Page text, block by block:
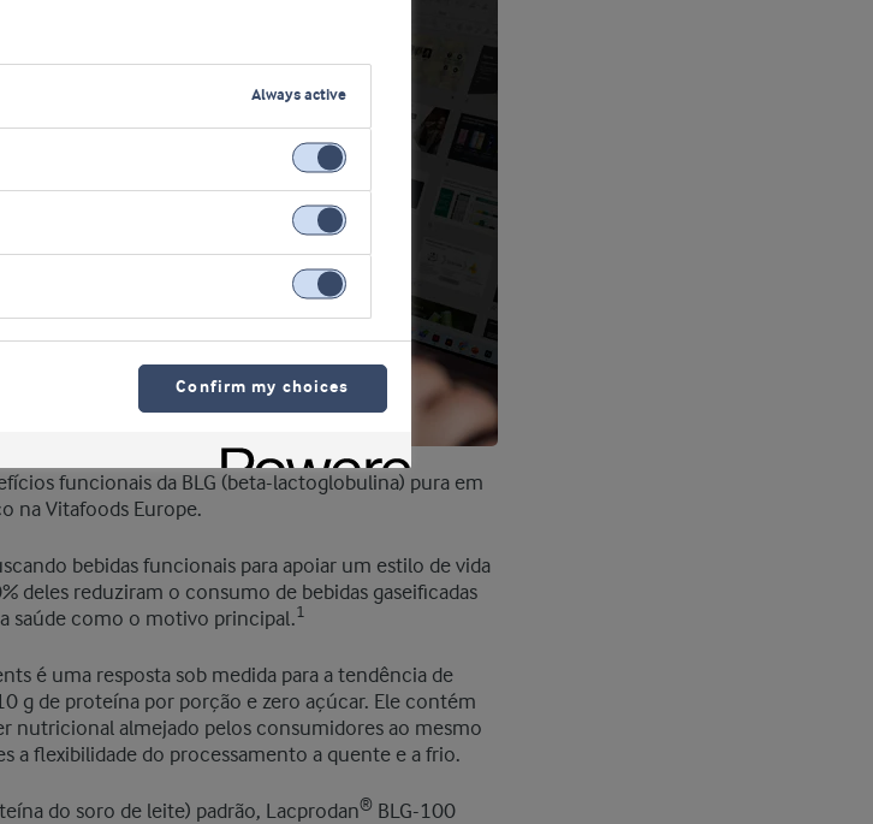
funcionais da BLG (beta-lactoglobulina) pura em
na Vitafoods Europe.
bebidas funcionais para apoiar um estilo de vida
deles reduziram o consumo de bebidas gaseificadas
saúde como o motivo principal.1
é uma resposta sob medida para a tendência de
g de proteína por porção e zero açúcar. Ele contém
nutricional almejado pelos consumidores ao mesmo
a flexibilidade do processamento a quente e a frio.
do soro de leite) padrão, Lacprodan® BLG-100
Always active
Confirm my choices